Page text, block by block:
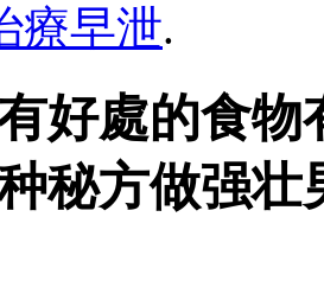
療早泄.
好處的食
秘方做强壮